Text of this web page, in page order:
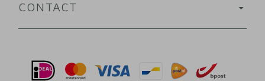
CONTACT